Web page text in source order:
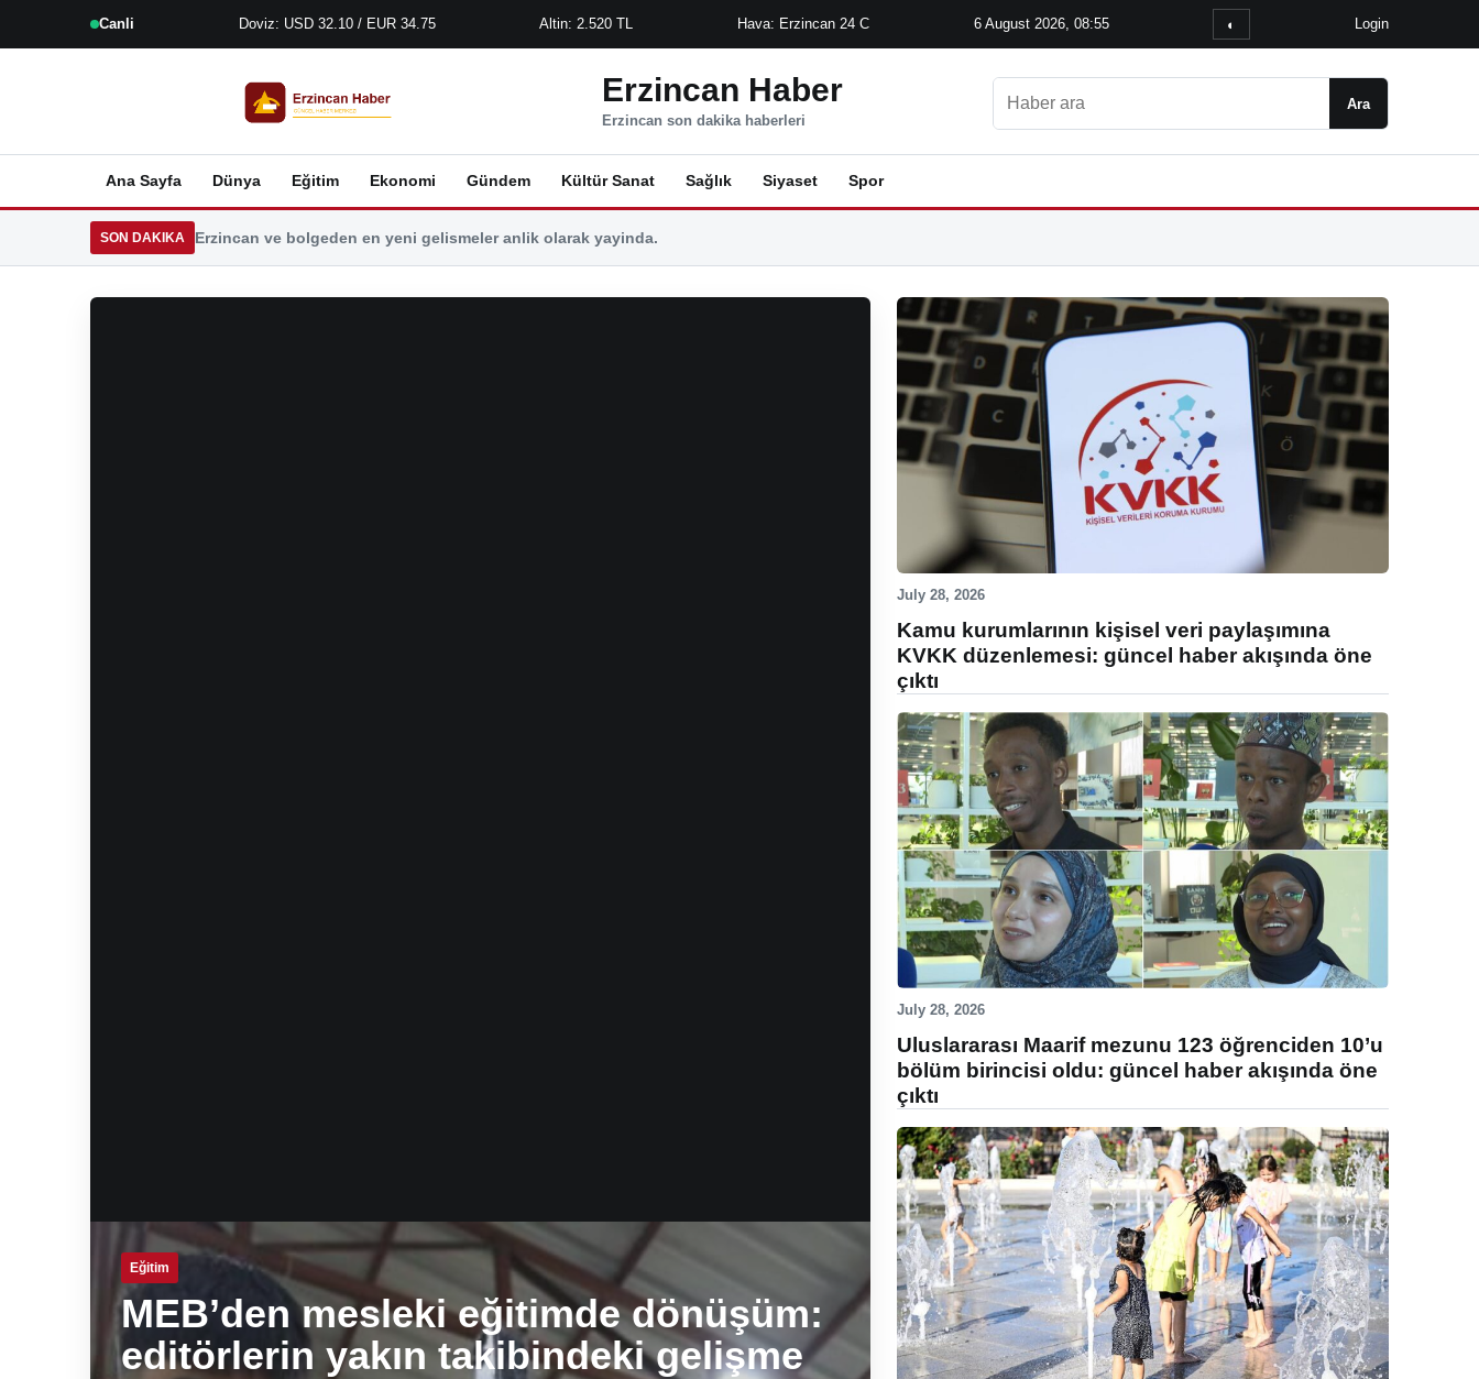
Canli Doviz: USD 32.10 / EUR 34.75 Altin: 2.520 TL Hava: Erzincan 24 C 6 August 2026, 08:55 ◐ Login
Erzincan Haber
Erzincan son dakika haberleri
Ara
Ana Sayfa Dünya Eğitim Ekonomi Gündem Kültür Sanat Sağlık Siyaset Spor
SON DAKIKA Erzincan ve bolgeden en yeni gelismeler anlik olarak yayinda.
Eğitim
MEB’den mesleki eğitimde dönüşüm:
editörlerin yakın takibindeki gelişme
July 28, 2026
Kamu kurumlarının kişisel veri paylaşımına
KVKK düzenlemesi: güncel haber akışında öne
çıktı
July 28, 2026
Uluslararası Maarif mezunu 123 öğrenciden 10’u
bölüm birincisi oldu: güncel haber akışında öne
çıktı